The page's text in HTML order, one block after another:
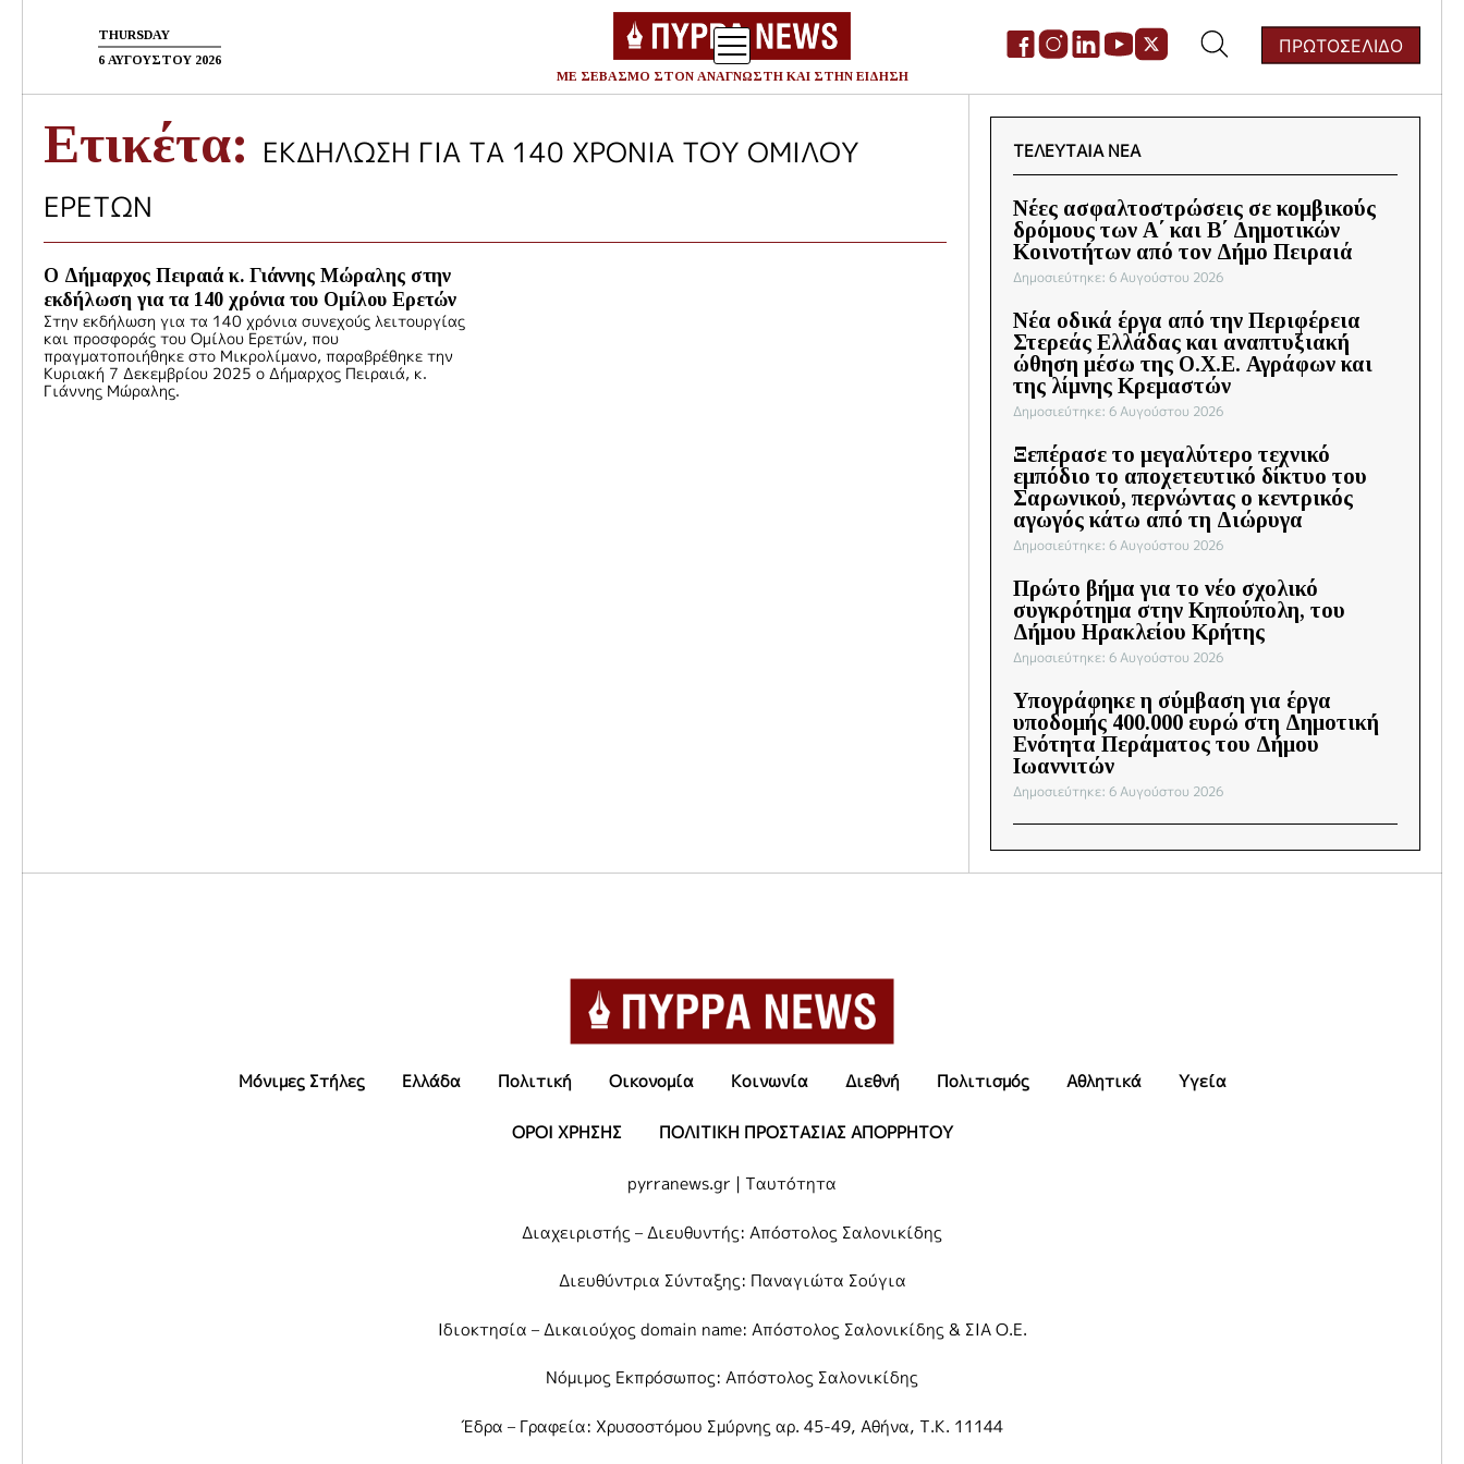
THURSDAY
6 ΑΥΓΟΥΣΤΟΥ 2026
ΜΕ ΣΕΒΑΣΜΟ ΣΤΟΝ ΑΝΑΓΝΩΣΤΗ ΚΑΙ ΣΤΗΝ ΕΙΔΗΣΗ
ΠΡΩΤΟΣΕΛΙΔΟ
Διάφορα Επικοινωνία
Ετικέτα: ΕΚΔΗΛΩΣΗ ΓΙΑ ΤΑ 140 ΧΡΟΝΙΑ ΤΟΥ ΟΜΙΛΟΥ
ΕΡΕΤΩΝ
Ο Δήμαρχος Πειραιά κ. Γιάννης Μώραλης στην
εκδήλωση για τα 140 χρόνια του Ομίλου Ερετών
Στην εκδήλωση για τα 140 χρόνια συνεχούς λειτουργίας
και προσφοράς του Ομίλου Ερετών, που
πραγματοποιήθηκε στο Μικρολίμανο, παραβρέθηκε την
Κυριακή 7 Δεκεμβρίου 2025 ο Δήμαρχος Πειραιά, κ.
Γιάννης Μώραλης.
ΤΕΛΕΥΤΑΙΑ ΝΕΑ
Νέες ασφαλτοστρώσεις σε κομβικούς
δρόμους των Α΄ και Β΄ Δημοτικών
Κοινοτήτων από τον Δήμο Πειραιά
Δημοσιεύτηκε: 6 Αυγούστου 2026
Νέα οδικά έργα από την Περιφέρεια
Στερεάς Ελλάδας και αναπτυξιακή
ώθηση μέσω της Ο.Χ.Ε. Αγράφων και
της λίμνης Κρεμαστών
Δημοσιεύτηκε: 6 Αυγούστου 2026
Ξεπέρασε το μεγαλύτερο τεχνικό
εμπόδιο το αποχετευτικό δίκτυο του
Σαρωνικού, περνώντας ο κεντρικός
αγωγός κάτω από τη Διώρυγα
Δημοσιεύτηκε: 6 Αυγούστου 2026
Πρώτο βήμα για το νέο σχολικό
συγκρότημα στην Κηπούπολη, του
Δήμου Ηρακλείου Κρήτης
Δημοσιεύτηκε: 6 Αυγούστου 2026
Υπογράφηκε η σύμβαση για έργα
υποδομής 400.000 ευρώ στη Δημοτική
Ενότητα Περάματος του Δήμου
Ιωαννιτών
Δημοσιεύτηκε: 6 Αυγούστου 2026
Μόνιμες Στήλες Ελλάδα Πολιτική Οικονομία Κοινωνία Διεθνή Πολιτισμός Αθλητικά Υγεία
ΟΡΟΙ ΧΡΗΣΗΣ ΠΟΛΙΤΙΚΗ ΠΡΟΣΤΑΣΙΑΣ ΑΠΟΡΡΗΤΟΥ
pyrranews.gr | Ταυτότητα
Διαχειριστής – Διευθυντής: Απόστολος Σαλονικίδης
Διευθύντρια Σύνταξης: Παναγιώτα Σούγια
Ιδιοκτησία – Δικαιούχος domain name: Απόστολος Σαλονικίδης & ΣΙΑ Ο.Ε.
Νόμιμος Εκπρόσωπος: Απόστολος Σαλονικίδης
Έδρα – Γραφεία: Χρυσοστόμου Σμύρνης αρ. 45-49, Αθήνα, Τ.Κ. 11144